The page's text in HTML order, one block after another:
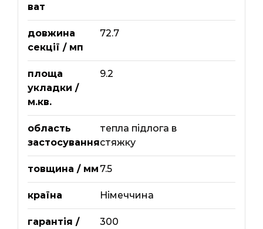
ват
довжина
секції / мп
72.7
площа
укладки /
м.кв.
9.2
область
застосування
тепла підлога в
стяжку
товщина / мм 7.5
країна Німеччина
гарантія /
300